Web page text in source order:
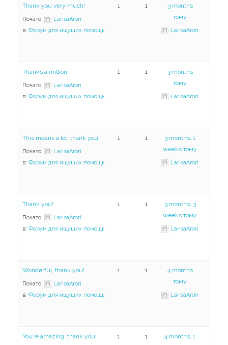
Thank you very much!
Почато:
LarisaArori
в: Форум для ищущих помощь
1 1
3 months
тому
LarisaArori
Thanks a million!
Почато:
LarisaArori
в: Форум для ищущих помощь
1 1
3 months
тому
LarisaArori
This means a lot, thank you!
Почато:
LarisaArori
в: Форум для ищущих помощь
1 1
3 months, 1
weeks тому
LarisaArori
Thank you!
Почато:
LarisaArori
в: Форум для ищущих помощь
1 1
3 months, 3
weeks тому
LarisaArori
Wonderful, thank you!
Почато:
LarisaArori
в: Форум для ищущих помощь
1 1
4 months
тому
LarisaArori
You’re amazing, thank you! 1 1
4 months, 1